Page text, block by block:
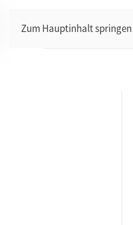
Zum Hauptinhalt springen